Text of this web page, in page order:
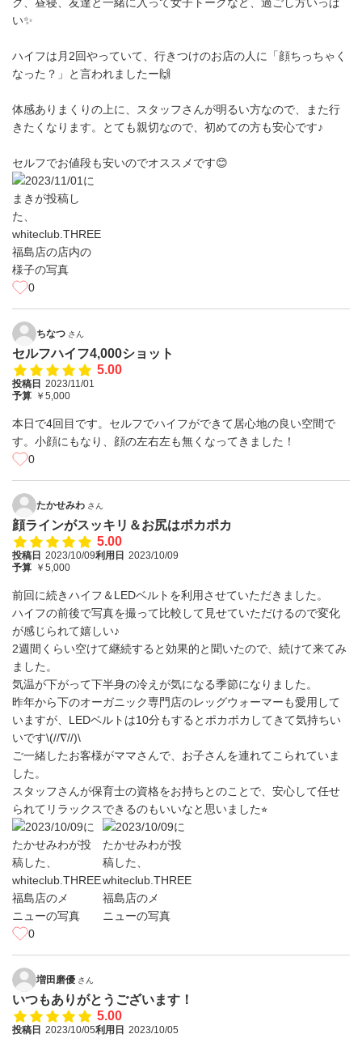
い✨
ハイフは月2回やっていて、行きつけのお店の人に「顔ちっちゃく
なった？」と言われましたー🙌
体感ありまくりの上に、スタッフさんが明るい方なので、また行
きたくなります。とても親切なので、初めての方も安心です♪
セルフでお値段も安いのでオススメです😊
0
ちなつ さん
セルフハイフ4,000ショット
5.00
投稿日 2023/11/01
予算 ￥5,000
本日で4回目です。セルフでハイフができて居心地の良い空間で
す。小顔にもなり、顔の左右左も無くなってきました！
0
たかせみわ さん
顔ラインがスッキリ＆お尻はポカポカ
5.00
投稿日 2023/10/09利用日 2023/10/09
予算 ￥5,000
前回に続きハイフ＆LEDベルトを利用させていただきました。
ハイフの前後で写真を撮って比較して見せていただけるので変化
が感じられて嬉しい♪
2週間くらい空けて継続すると効果的と聞いたので、続けて来てみ
ました。
気温が下がって下半身の冷えが気になる季節になりました。
昨年から下のオーガニック専門店のレッグウォーマーも愛用して
いますが、LEDベルトは10分もするとポカポカしてきて気持ちい
いです\(//∇//)\
ご一緒したお客様がママさんで、お子さんを連れてこられていま
した。
スタッフさんが保育士の資格をお持ちとのことで、安心して任せ
られてリラックスできるのもいいなと思いました⭐︎
0
増田磨優 さん
いつもありがとうございます！
5.00
投稿日 2023/10/05利用日 2023/10/05